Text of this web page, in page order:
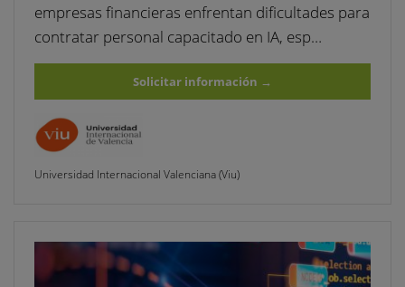
empresas financieras enfrentan dificultades para
contratar personal capacitado en IA, esp…
Solicitar información →
Universidad Internacional Valenciana (Viu)